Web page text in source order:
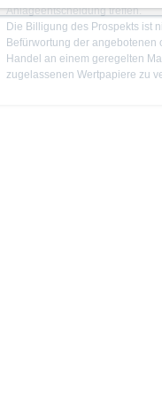
Anlageentscheidung treffen.
Die Billigung des Prospekts ist
Befürwortung der angebotenen
Handel an einem geregelten
zugelassenen Wertpapiere zu
den Wertpapieren
Endgültigen
das allein verbindliche
einer Anlageentscheidung
Die Billigung des
ändern kann.
in bestimmten
für Rechnung von US-
in denen dies nach
enthaltenen
US-Personen oder in den
als Indikator handelbarer